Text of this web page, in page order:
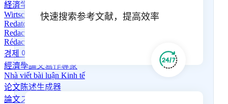
経済学エッセイライター
Wirtschaftsaufsatzschreiber
Redator de ensaios de Economia
Redactor de ensayos de economía
Rédacteur d'essais économiques
경제 에세이 작가
經濟學論文寫作專家
Nhà viết bài luận Kinh tế
论文陈述生成器
論文ステートメントジェネレーター
快速搜索参考文献，提高效率